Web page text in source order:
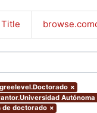
Title
×
de doctorado ×